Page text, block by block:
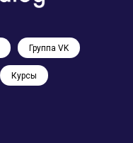
Группа VK
Курсы